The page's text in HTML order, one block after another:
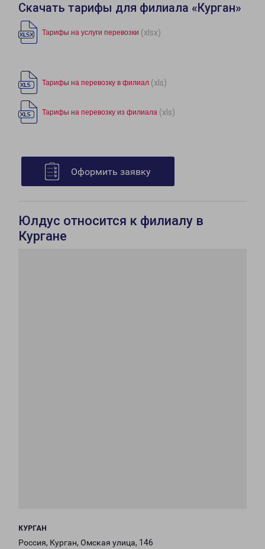
Скачать тарифы для филиала «Курган»
Тарифы на услуги перевозки (xlsx)
Тарифы на перевозку в филиал (xls)
Тарифы на перевозку из филиала (xls)
Оформить заявку
Юлдус относится к филиалу в
Кургане
КУРГАН
Россия, Курган, Омская улица, 146